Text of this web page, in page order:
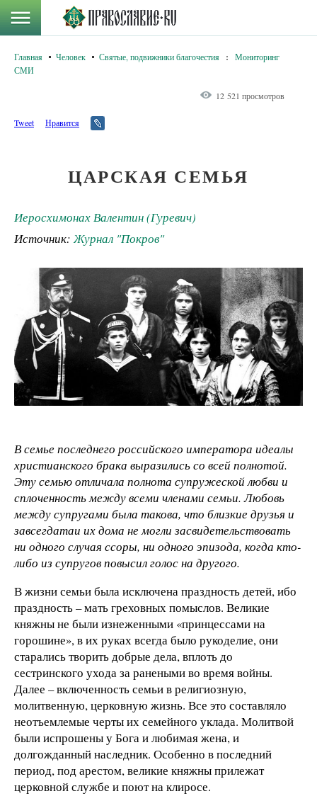
Главная Человек Святые, подвижники благочестия :
Мониторинг
СМИ
12 521 просмотров
Tweet Нравится
ЦАРСКАЯ СЕМЬЯ
Иеросхимонах Валентин (Гуревич)
Источник:Журнал "Покров"
В семье последнего российского императора идеалы
христианского брака выразились со всей полнотой.
Эту семью отличала полнота супружеской любви и
сплоченность между всеми членами семьи. Любовь
между супругами была такова, что близкие друзья и
завсегдатаи их дома не могли засвидетельствовать
ни одного случая ссоры, ни одного эпизода, когда кто-
либо из супругов повысил голос на другого.
В жизни семьи была исключена праздность детей, ибо
праздность – мать греховных помыслов. Великие
княжны не были изнеженными «принцессами на
горошине», в их руках всегда было рукоделие, они
старались творить добрые дела, вплоть до
сестринского ухода за ранеными во время войны.
Далее – включенность семьи в религиозную,
молитвенную, церковную жизнь. Все это составляло
неотъемлемые черты их семейного уклада. Молитвой
были испрошены у Бога и любимая жена, и
долгожданный наследник. Особенно в последний
период, под арестом, великие княжны прилежат
церковной службе и поют на клиросе.